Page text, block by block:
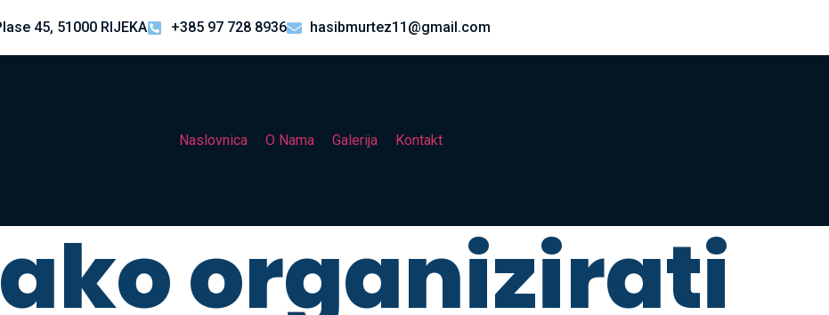
45, 51000 RIJEKA +385 97 728 8936 hasibmurtez11@gmail.com
Naslovnica O Nama Galerija Kontakt
organizirati